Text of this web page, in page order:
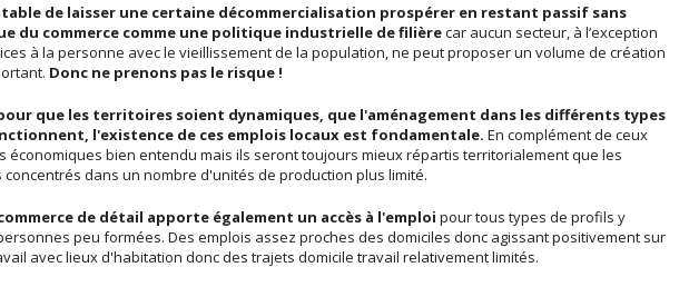
de laisser une certaine décommercialisation prospérer en restant passif sans
du commerce comme une politique industrielle de filièrecar aucun secteur, à l’exception
à la personne avec le vieillissement de la population, ne peut proposer un volume de création
Donc ne prenons pas le risque !
que les territoires soient dynamiques, que l'aménagement dans les différents types
l'existence de ces emplois locaux est fondamentale. En complément de ceux
économiques bien entendu mais ils seront toujours mieux répartis territorialement que les
dans un nombre d'unités de production plus limité.
de détail apporte également un accès à l'emploi pour tous types de profils y
peu formées. Des emplois assez proches des domiciles donc agissant positivement sur
avec lieux d'habitation donc des trajets domicile travail relativement limités.